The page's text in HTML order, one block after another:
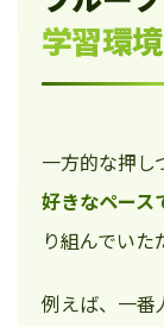
学習環
一方的な押し
好きなペース
り組んでいた
例えば、一番